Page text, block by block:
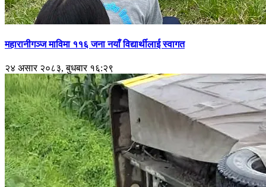
महारानीगञ्ज माविमा ११६ जना नयाँ विद्यार्थीलाई स्वागत
२४ असार २०८३, बुधबार १६:२९